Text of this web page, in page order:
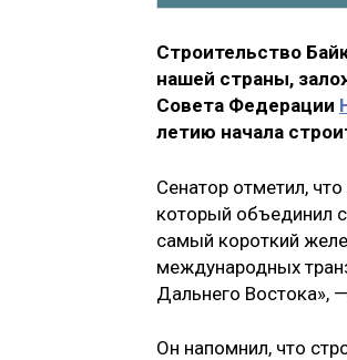
Строительство
нашей страны,
Совета Федерации
летию начала
Сенатор отметил,
который объединил
самый короткий
международных
Дальнего Востока»,
Он напомнил, что